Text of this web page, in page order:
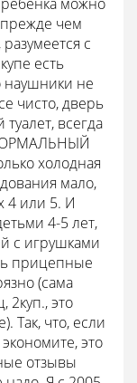
прежде чем
с
есть
наушники не
чисто, дверь
всегда
холодная
мало,
4 или 5. И
4-5 лет,
с игрушками
прицепные
(сама
2куп., это
Так, что, если
это
отзывы